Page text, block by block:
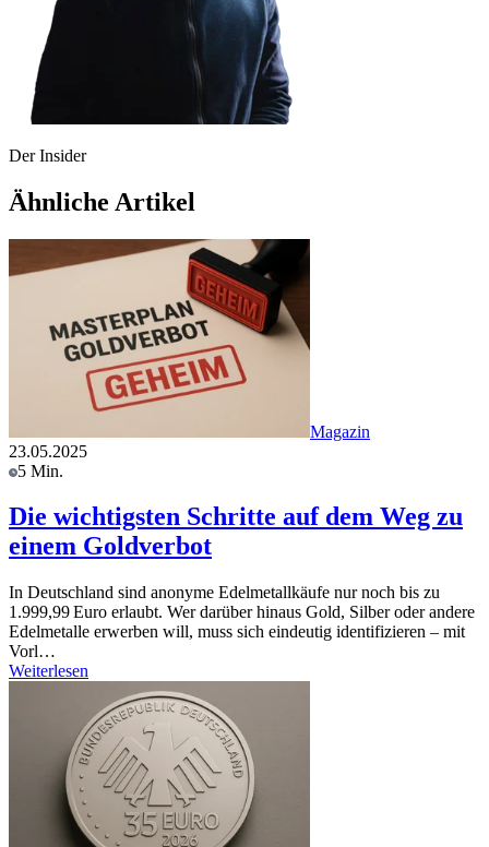
Der Insider
Ähnliche Artikel
Magazin
23.05.2025
5 Min.
Die wichtigsten Schritte auf dem Weg zu
einem Goldverbot
In Deutschland sind anonyme Edelmetallkäufe nur noch bis zu
1.999,99 Euro erlaubt. Wer darüber hinaus Gold, Silber oder andere
Edelmetalle erwerben will, muss sich eindeutig identifizieren – mit
Vorl…
Weiterlesen